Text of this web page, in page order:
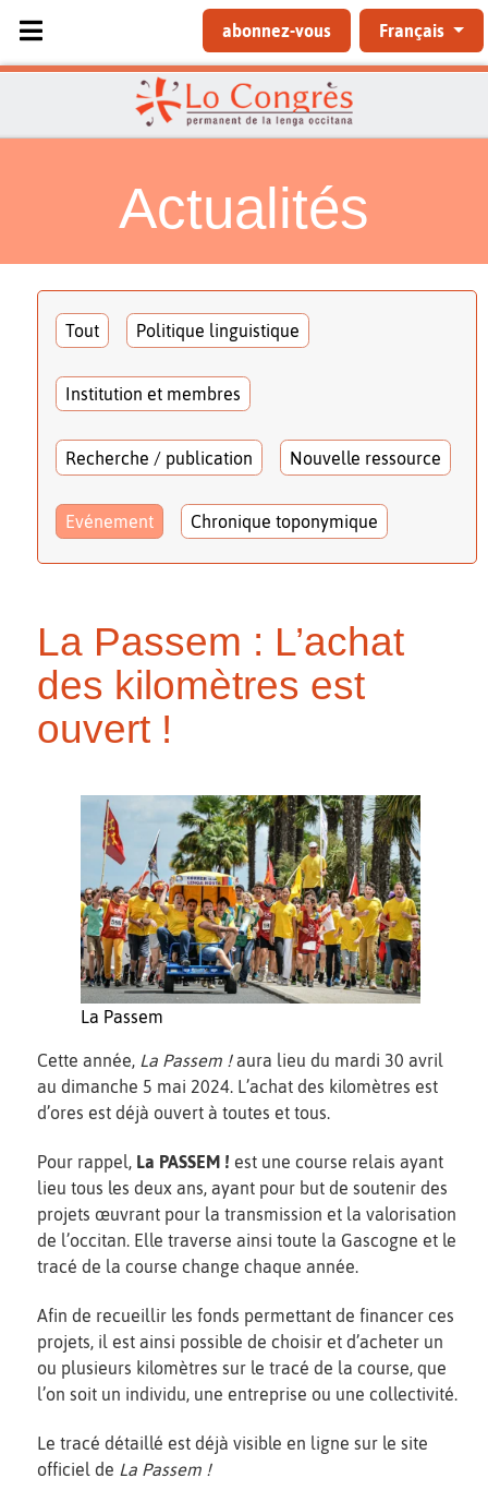
Sélectionnez votre langue
abonnez-vous Français
Actualités
Tout Politique linguistique
Institution et membres
Recherche / publication Nouvelle ressource
Evénement Chronique toponymique
La Passem : L’achat
des kilomètres est
ouvert !
La Passem
Cette année, La Passem !aura lieu du mardi 30 avril
au dimanche 5 mai 2024. L’achat des kilomètres est
d’ores est déjà ouvert à toutes et tous.
Pour rappel, La PASSEM ! est une course relais ayant
lieu tous les deux ans, ayant pour but de soutenir des
projets œuvrant pour la transmission et la valorisation
de l’occitan. Elle traverse ainsi toute la Gascogne et le
tracé de la course change chaque année.
Afin de recueillir les fonds permettant de financer ces
projets, il est ainsi possible de choisir et d’acheter un
ou plusieurs kilomètres sur le tracé de la course, que
l’on soit un individu, une entreprise ou une collectivité.
Le tracé détaillé est déjà visible en ligne sur le site
officiel de La Passem !